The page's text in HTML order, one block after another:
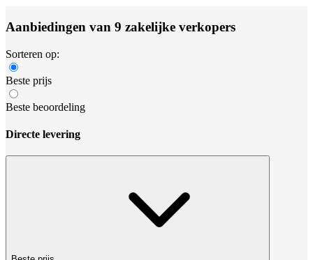
Aanbiedingen van 9 zakelijke verkopers
Sorteren op:
Beste prijs
Beste beoordeling
Directe levering